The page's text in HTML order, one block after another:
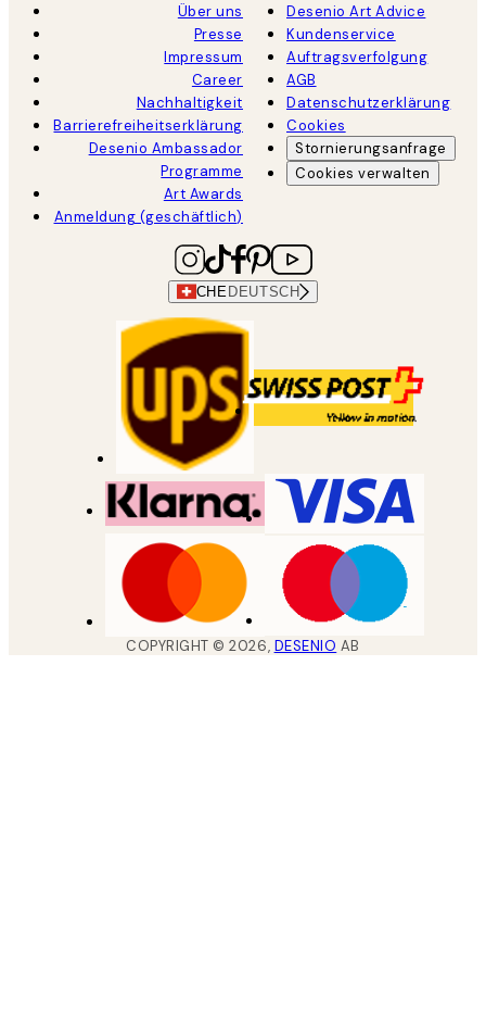
Über uns
Presse
Impressum
Career
Nachhaltigkeit
Barrierefreiheitserklärung
Desenio Ambassador
Programme
Art Awards
Anmeldung (geschäftlich)
Desenio Art Advice
Kundenservice
Auftragsverfolgung
AGB
Datenschutzerklärung
Cookies
Stornierungsanfrage
Cookies verwalten
CHE DEUTSCH
COPYRIGHT ©2026, DESENIO AB